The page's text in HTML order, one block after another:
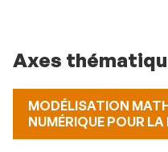
Axes
MODÉLISATION
NUMÉRIQUE POUR